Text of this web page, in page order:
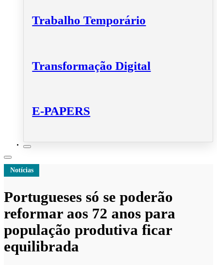
Trabalho Temporário
Transformação Digital
E-PAPERS
Notícias
Portugueses só se poderão
reformar aos 72 anos para
população produtiva ficar
equilibrada